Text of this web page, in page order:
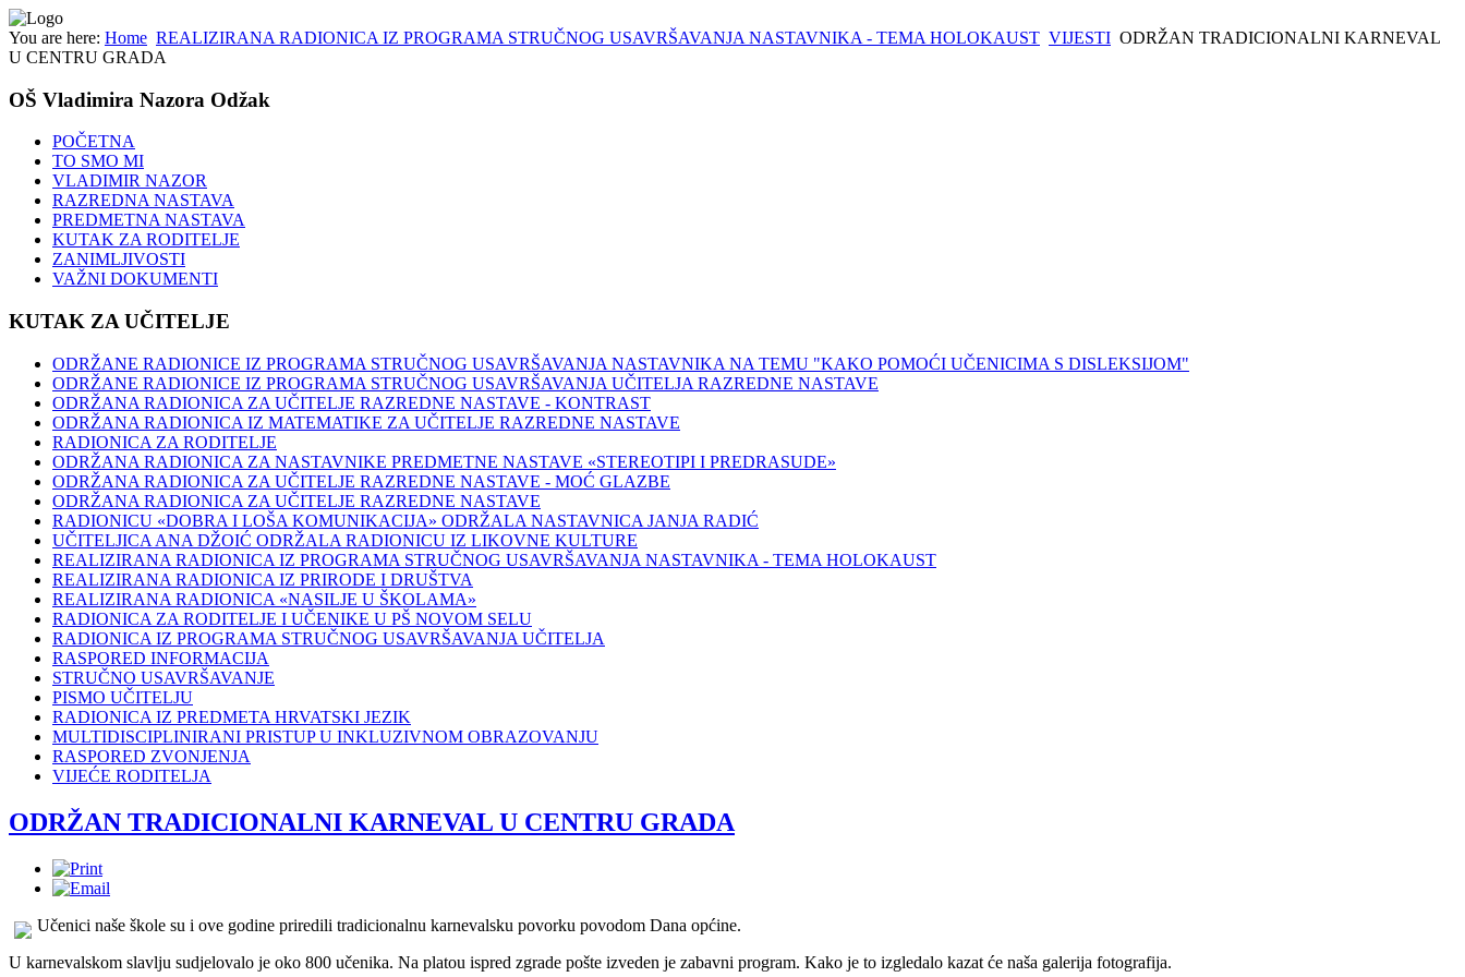
You are here: Home REALIZIRANA RADIONICA IZ PROGRAMA STRUČNOG USAVRŠAVANJA NASTAVNIKA - TEMA HOLOKAUST VIJESTI ODRŽAN TRADICIONALNI KARNEVAL
U CENTRU GRADA
OŠ Vladimira Nazora Odžak
POČETNA
TO SMO MI
VLADIMIR NAZOR
RAZREDNA NASTAVA
PREDMETNA NASTAVA
KUTAK ZA RODITELJE
ZANIMLJIVOSTI
VAŽNI DOKUMENTI
KUTAK ZA UČITELJE
ODRŽANE RADIONICE IZ PROGRAMA STRUČNOG USAVRŠAVANJA NASTAVNIKA NA TEMU "KAKO POMOĆI UČENICIMA S DISLEKSIJOM"
ODRŽANE RADIONICE IZ PROGRAMA STRUČNOG USAVRŠAVANJA UČITELJA RAZREDNE NASTAVE
ODRŽANA RADIONICA ZA UČITELJE RAZREDNE NASTAVE - KONTRAST
ODRŽANA RADIONICA IZ MATEMATIKE ZA UČITELJE RAZREDNE NASTAVE
RADIONICA ZA RODITELJE
ODRŽANA RADIONICA ZA NASTAVNIKE PREDMETNE NASTAVE «STEREOTIPI I PREDRASUDE»
ODRŽANA RADIONICA ZA UČITELJE RAZREDNE NASTAVE - MOĆ GLAZBE
ODRŽANA RADIONICA ZA UČITELJE RAZREDNE NASTAVE
RADIONICU «DOBRA I LOŠA KOMUNIKACIJA» ODRŽALA NASTAVNICA JANJA RADIĆ
UČITELJICA ANA DŽOIĆ ODRŽALA RADIONICU IZ LIKOVNE KULTURE
REALIZIRANA RADIONICA IZ PROGRAMA STRUČNOG USAVRŠAVANJA NASTAVNIKA - TEMA HOLOKAUST
REALIZIRANA RADIONICA IZ PRIRODE I DRUŠTVA
REALIZIRANA RADIONICA «NASILJE U ŠKOLAMA»
RADIONICA ZA RODITELJE I UČENIKE U PŠ NOVOM SELU
RADIONICA IZ PROGRAMA STRUČNOG USAVRŠAVANJA UČITELJA
RASPORED INFORMACIJA
STRUČNO USAVRŠAVANJE
PISMO UČITELJU
RADIONICA IZ PREDMETA HRVATSKI JEZIK
MULTIDISCIPLINIRANI PRISTUP U INKLUZIVNOM OBRAZOVANJU
RASPORED ZVONJENJA
VIJEĆE RODITELJA
ODRŽAN TRADICIONALNI KARNEVAL U CENTRU GRADA
Učenici naše škole su i ove godine priredili tradicionalnu karnevalsku povorku povodom Dana općine.
U karnevalskom slavlju sudjelovalo je oko 800 učenika. Na platou ispred zgrade pošte izveden je zabavni program. Kako je to izgledalo kazat će naša galerija fotografija.